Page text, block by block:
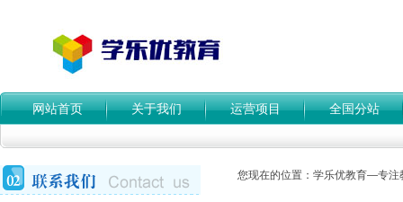
网站首页 关于我们 运营项目 全国分站
您现在的位置： 学乐优教育—专注